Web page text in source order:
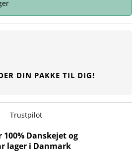
DIN PAKKE TIL DIG!
Trustpilot
100% Danskejet og
lager i Danmark